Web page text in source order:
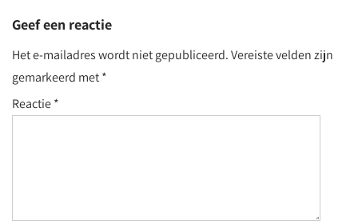
Geef een reactie
Het e-mailadres wordt niet gepubliceerd.Vereiste velden zijn
gemarkeerd met*
Reactie*